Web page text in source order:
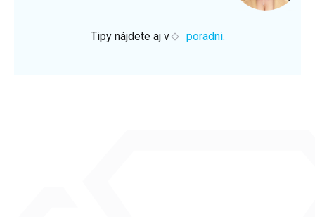
Tipy nájdete aj v poradni.